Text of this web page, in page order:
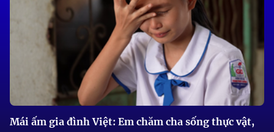
Mái ấm gia đình Việt: Em chăm cha sống thực vật,